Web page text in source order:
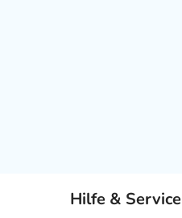
Hilfe & Service